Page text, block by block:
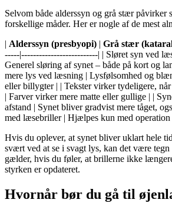
Selvom både alderssyn og grå stær påvirker
forskellige måder. Her er nogle af de mest
| Alderssyn (presbyopi) | Grå stær
-----|--------------------------| | Sløret syn ved
Generel sløring af synet – både på kort og
mere lys ved læsning | Lysfølsomhed og
eller billygter | | Tekster virker tydeligere,
| Farver virker mere matte eller gullige | |
afstand | Synet bliver gradvist mere tåget,
med læsebriller | Hjælpes kun med operation
Hvis du oplever, at synet bliver uklart hele
svært ved at se i svagt lys, kan det være
gælder, hvis du føler, at brillerne ikke
styrken er opdateret.
Hvornår bør du gå til